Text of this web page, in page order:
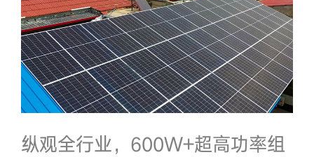
纵观全行业，600W+超高功率组